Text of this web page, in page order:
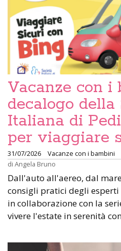
Vacanze con i
decalogo della
Italiana di
per viaggiare
31/07/2026
Vacanze con i bambini
di Angela Bruno
Dall'auto all'aereo, dal
consigli pratici degli esperti
in collaborazione con la
vivere l'estate in serenità